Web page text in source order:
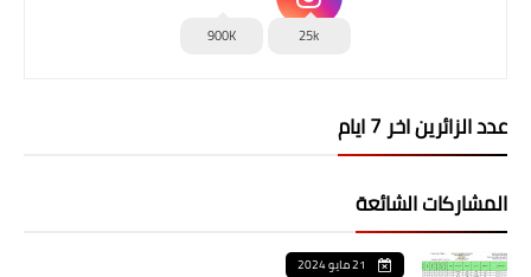
25k
900K
عدد الزائرين اخر 7 ايام
المشاركات الشائعة
21 مايو 2024